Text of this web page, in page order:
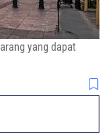
yang dapat